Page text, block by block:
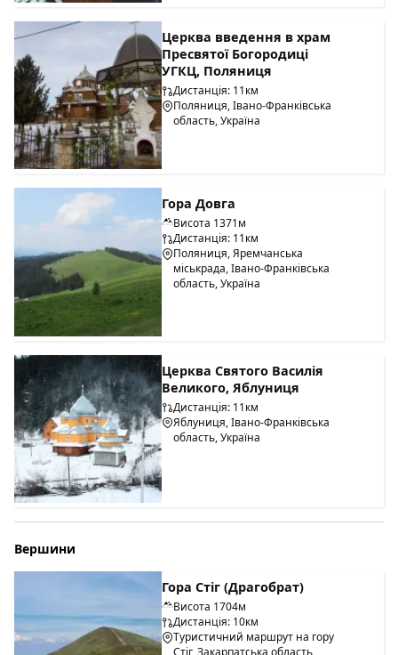
Церква введення в храм
Пресвятої Богородиці
УГКЦ, Поляниця
Дистанція: 11км
Поляниця, Івано-Франківська
область, Україна
Гора Довга
Висота 1371м
Дистанція: 11км
Поляниця, Яремчанська
міськрада, Івано-Франківська
область, Україна
Церква Святого Василія
Великого, Яблуниця
Дистанція: 11км
Яблуниця, Івано-Франківська
область, Україна
Вершини
Гора Стіг (Драгобрат)
Висота 1704м
Дистанція: 10км
Туристичний маршрут на гору
Стіг, Закарпатська область,